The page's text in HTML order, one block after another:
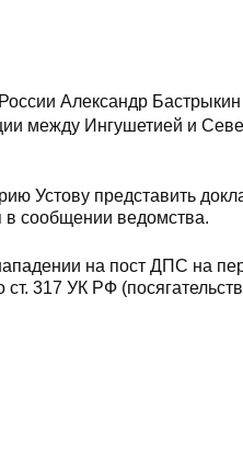
Александр
между Ингушетией и
Устову представить
в сообщении ведомства.
на пост ДПС на
317 УК РФ